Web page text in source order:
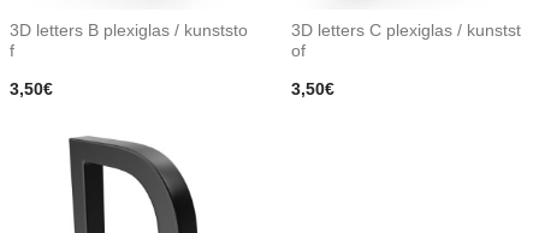
3D letters B plexiglas / kunststo
f
3,50€
3D letters C plexiglas / kunstst
of
3,50€